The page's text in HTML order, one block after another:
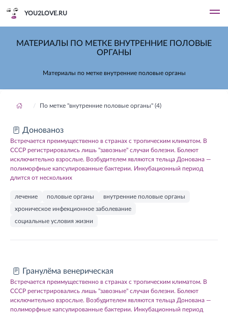
YOU2LOVE.RU
МАТЕРИАЛЫ ПО МЕТКЕ ВНУТРЕННИЕ ПОЛОВЫЕ
ОРГАНЫ
Материалы по метке внутренние половые органы
По метке "внутренние половые органы" (4)
Донованоз
Встречается преимущественно в странах с тропическим климатом. В
СССР регистрировались лишь "завозные" случаи болезни. Болеют
исключительно взрослые. Возбудителем являются тельца Донована —
полиморфные капсулированные бактерии. Инкубационный период
длится от нескольких
лечение половые органы
внутренние половые органы
хроническое инфекционное заболевание
социальные условия жизни
Гранулёма венерическая
Встречается преимущественно в странах с тропическим климатом. В
СССР регистрировались лишь "завозные" случаи болезни. Болеют
исключительно взрослые. Возбудителем являются тельца Донована —
полиморфные капсулированные бактерии. Инкубационный период